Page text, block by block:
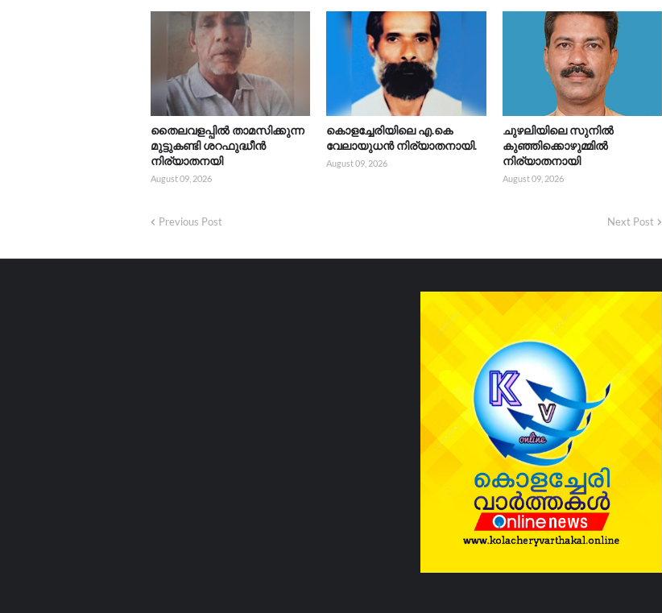
തൈലവളപ്പിൽ താമസിക്കുന്ന
മുട്ടുകണ്ടി ശറഫുദ്ധീൻ
നിര്യാതനയി
August 09, 2026
കൊളച്ചേരിയിലെ എ.കെ
വേലായുധൻ നിര്യാതനായി.
August 09, 2026
ചുഴലിയിലെ സുനിൽ
കുഞ്ഞിക്കൊഴുമ്മിൽ
നിര്യാതനായി
August 09, 2026
Previous Post Next Post